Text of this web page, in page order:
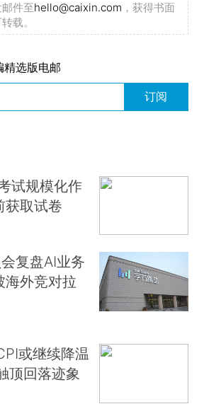
件至hello@caixin.com ，获得书面
载。
精选版电邮
订阅
试规模化作
获取试卷
复盘AI业务
海外竞对拉
或继续降温
顶回落迹象